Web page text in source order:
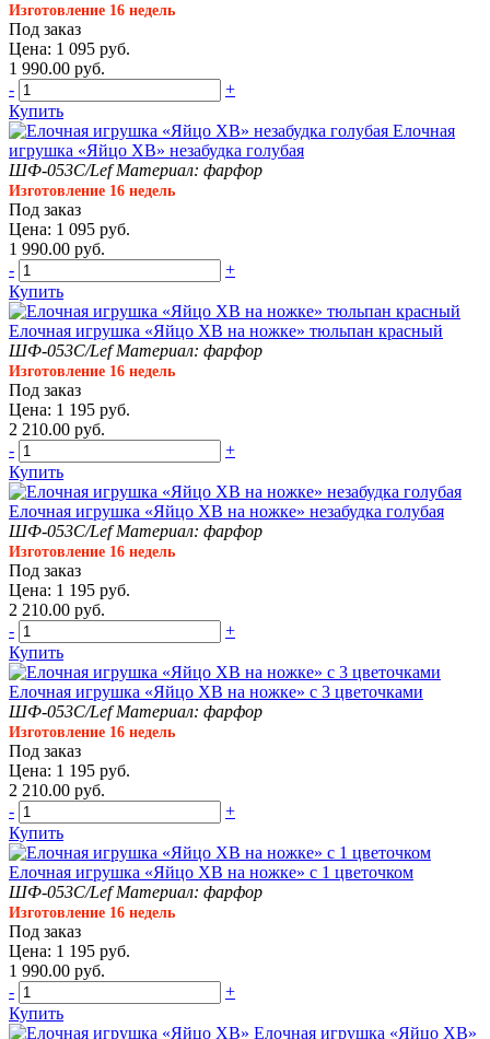
Изготовление 16 недель
Под заказ
Цена: 1 095 руб.
1 990.00 руб.
-
+
Купить
Елочная
игрушка «Яйцо ХВ» незабудка голубая
ШФ-053С/Lef Материал: фарфор
Изготовление 16 недель
Под заказ
Цена: 1 095 руб.
1 990.00 руб.
-
+
Купить
Елочная игрушка «Яйцо ХВ на ножке» тюльпан красный
ШФ-053С/Lef Материал: фарфор
Изготовление 16 недель
Под заказ
Цена: 1 195 руб.
2 210.00 руб.
-
+
Купить
Елочная игрушка «Яйцо ХВ на ножке» незабудка голубая
ШФ-053С/Lef Материал: фарфор
Изготовление 16 недель
Под заказ
Цена: 1 195 руб.
2 210.00 руб.
-
+
Купить
Елочная игрушка «Яйцо ХВ на ножке» с 3 цветочками
ШФ-053С/Lef Материал: фарфор
Изготовление 16 недель
Под заказ
Цена: 1 195 руб.
2 210.00 руб.
-
+
Купить
Елочная игрушка «Яйцо ХВ на ножке» с 1 цветочком
ШФ-053С/Lef Материал: фарфор
Изготовление 16 недель
Под заказ
Цена: 1 195 руб.
1 990.00 руб.
-
+
Купить
Елочная игрушка «Яйцо ХВ»